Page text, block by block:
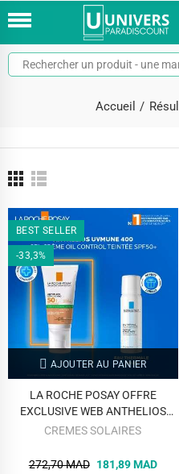
Accueil
BEST SELLER
-33,3%
AJOUTER AU PANIER
LA ROCHE POSAY OFFRE
EXCLUSIVE WEB ANTHELIOS
UVMUNE 400 GEL CREME OIL
THERMAL 50 ML OFFERTE
CREMES SOLAIRES
272,70 MAD 181,89 MAD